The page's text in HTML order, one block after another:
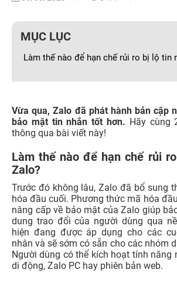
MỤC LỤC
Làm thế nào để hạn chế rủi ro bị lộ tin
Vừa qua, Zalo đã phát hành bản cập
bảo mật tin nhắn tốt hơn. Hãy cùng
thông qua bài viết này!
Làm thế nào để hạn chế rủi
Zalo?
Trước đó không lâu, Zalo đã bổ sung
hóa đầu cuối. Phương thức mã hóa
nâng cấp về bảo mật của Zalo giúp
dung trao đổi của người dùng qua
hiện đang được áp dụng cho các
nhân và sẽ sớm có sẵn cho các nhóm
Người dùng có thể kích hoạt tính năng
di động, Zalo PC hay phiên bản web.